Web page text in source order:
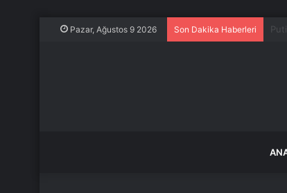
Pazar, Ağustos 9 2026 Son Dakika Haberleri